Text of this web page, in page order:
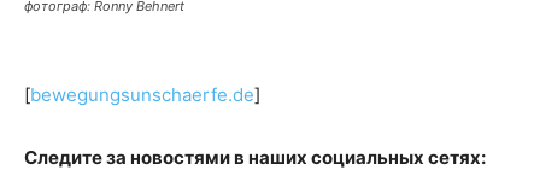
фотограф: Ronny Behnert
[bewegungsunschaerfe.de]
Следите за новостями в наших социальных сетях: